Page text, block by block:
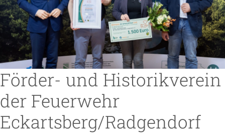
Förder- und Historikverein
der Feuerwehr
Eckartsberg/Radgendorf